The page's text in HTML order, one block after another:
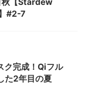
秋【Stardew
#2-7
ク完成！Qiフル
た2年目の夏